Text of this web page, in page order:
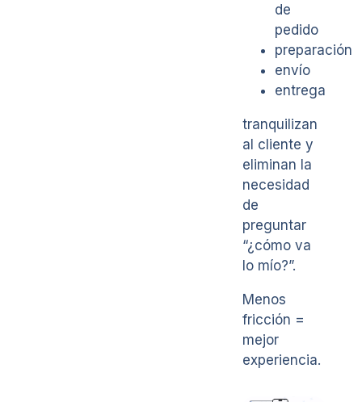
de
pedido
preparación
envío
entrega
tranquilizan
al cliente y
eliminan la
necesidad
de
preguntar
“¿cómo va
lo mío?”.
Menos
fricción =
mejor
experiencia.